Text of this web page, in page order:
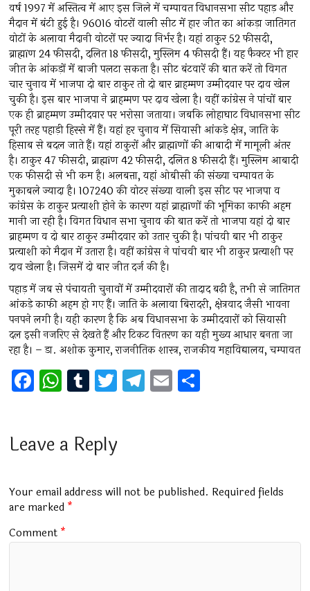
वर्ष 1997 में अस्तित्व में आए इस जिले में चम्पावत विधानसभा सीट पहाड़ और
मैदान में बंटी हुई है। 96016 वोटरों वाली सीट में हार जीत का आंकड़ा जातिगत
वोटों के अलावा मैदानी वोटरों पर ज्यादा निर्भर है। यहां ठाकुर 52 फीसदी,
ब्राह्मïण 24 फीसदी, दलित 18 फीसदी, मुस्लिम 4 फीसदी हैं। यह फैक्टर भी हार
जीत के आंकड़ों में बाजी पलटा सकता है। सीट बंटवारें की बात करें तो विगत
चार चुनाव में भाजपा दो बार ठाकुर तो दो बार ब्राहम्मण उम्मीदवार पर दाव खेल
चुकी है। इस बार भाजपा ने ब्राहम्मण पर दाव खेला है। वहीं कांग्रेस ने पांचों बार
एक ही ब्राहम्मण उम्मीदवार पर भरोसा जताया। जबकि लोहाघाट विधानसभा सीट
पूरी तरह पहाड़ी हिस्से में हैं। यहां हर चुनाव में सियासी आंकड़े क्षेत्र, जाति के
हिसाब से बदल जाते हैं। यहां ठाकुरों और ब्राह्मïणों की आबादी में मामूली अंतर
है। ठाकुर 47 फीसदी, ब्राह्मïण 42 फीसदी, दलित 8 फीसदी हैं। मुस्लिम आबादी
एक फीसदी से भी कम है। अलबत्ता, यहां ओबीसी की संख्या चम्पावत के
मुकाबले ज्यादा है। 107240 की वोटर संख्या वाली इस सीट पर भाजपा व
कांग्रेस के ठाकुर प्रत्याशी होने के कारण यहां ब्राह्मïणों की भूमिका काफी अहम
मानी जा रही है। विगत विधान सभा चुनाव की बात करें तो भाजपा यहां दो बार
ब्राहम्मण व दो बार ठाकुर उम्मीदवार को उतार चुकी है। पांचवी बार भी ठाकुर
प्रत्याशी को मैदान में उतारा है। वहीं कांग्रेस ने पांचवी बार भी ठाकुर प्रत्याशी पर
दाव खेला है। जिसमें दो बार जीत दर्ज की है।
पहाड़ में जब से पंचायती चुनावों में उम्मीदवारों की तादाद बढ़ी है, तभी से जातिगत
आंकड़े काफी अहम हो गए हैं। जाति के अलावा बिरादरी, क्षेत्रवाद जैसी भावना
पनपने लगी है। यही कारण है कि अब विधानसभा के उम्मीदवारों को सियासी
दल इसी नजरिए से देखते हैं और टिकट वितरण का यही मुख्य आधार बनता जा
रहा है। – डा. अशोक कुमार, राजनीतिक शास्त्र, राजकीय महाविद्यालय, चम्पावत
F
a
b
o
k
W
h
s
p
p
T
u
bl
T
wi
er
T
el
m
E
m
Leave a Reply
Your email address will not be published. Required fields
are marked *
Comment *